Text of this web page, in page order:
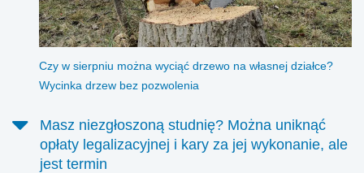
Czy w sierpniu można wyciąć drzewo na własnej działce?
Wycinka drzew bez pozwolenia
Masz niezgłoszoną studnię? Można uniknąć
opłaty legalizacyjnej i kary za jej wykonanie, ale
jest termin